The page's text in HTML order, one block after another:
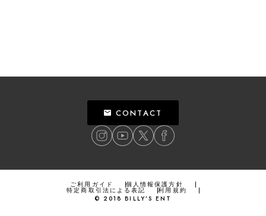
CONTACT
ご利用ガイド 個人情報保護方針
特定商取引法による表記
利用規約
© 2018 BILLY’S ENT